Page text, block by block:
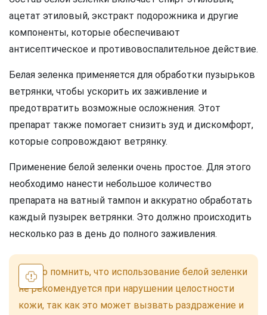
ацетат этиловый, экстракт подорожника и другие
компоненты, которые обеспечивают
антисептическое и противовоспалительное действие.
Белая зеленка применяется для обработки пузырьков
ветрянки, чтобы ускорить их заживление и
предотвратить возможные осложнения. Этот
препарат также помогает снизить зуд и дискомфорт,
которые сопровождают ветрянку.
Применение белой зеленки очень простое. Для этого
необходимо нанести небольшое количество
препарата на ватный тампон и аккуратно обработать
каждый пузырек ветрянки. Это должно происходить
несколько раз в день до полного заживления.
Важно помнить, что использование белой зеленки
не рекомендуется при нарушении целостности
кожи, так как это может вызвать раздражение и